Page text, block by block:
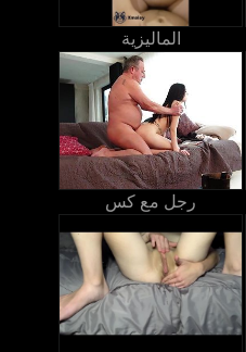
الماليزية
رجل مع كس